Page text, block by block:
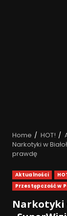
Home HOT!
Narkotyki w
prawdę
Aktualności
Przestępczość w
Narkotyki